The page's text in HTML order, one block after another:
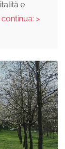
e
continua: >